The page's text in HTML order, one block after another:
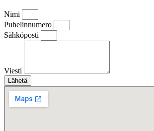
Nimi
Puhelinnumero
Sähköposti
Viesti
Lähetä